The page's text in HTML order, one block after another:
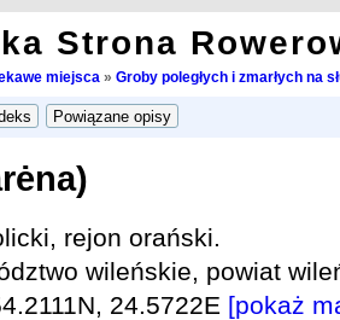
Strona
miejsca » Groby poległych i zmarłych na
rejon orański.
wileńskie, powiat
24.5722E [pokaż